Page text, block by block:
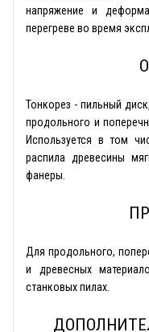
напряжение и
перегреве во время
Тонкорез - пильный
продольного и
Используется в том
распила древесины
фанеры.
Для продольного,
и древесных
станковых пилах.